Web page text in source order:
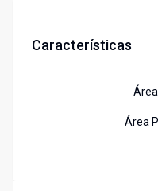
Características
Área